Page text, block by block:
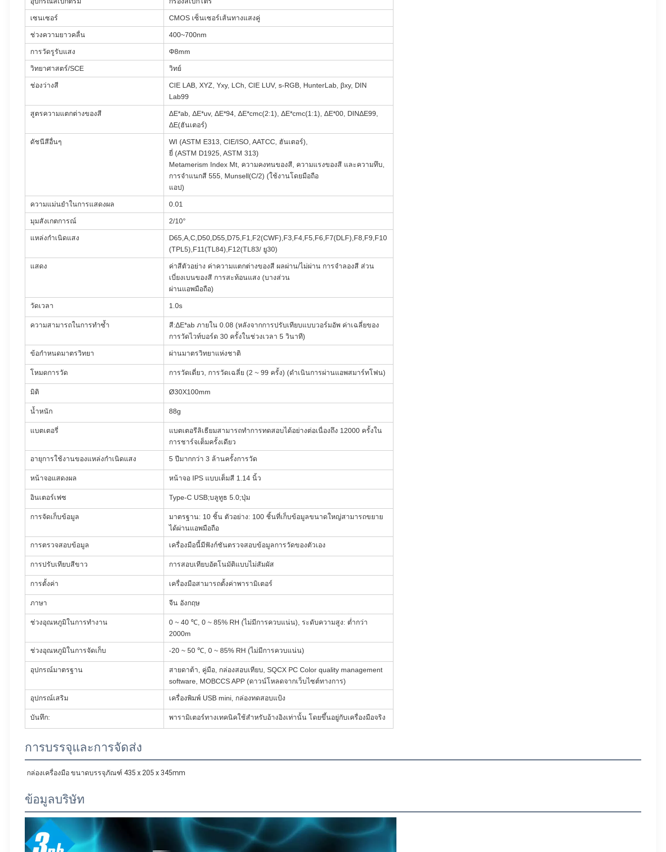
เซนเซอร์ CMOS เซ็นเซอร์เส้นทางแสงคู่
ช่วงความยาวคลื่น 400~700nm
การวัดรูรับแสง Φ8mm
วิทยาศาสตร์/SCE วิทย์
ช่องว่างสี
CIE LAB, XYZ, Yxy, LCh, CIE LUV, s-RGB, HunterLab, βxy, DIN
Lab99
สูตรความแตกต่างของสี
ΔE*ab, ΔE*uv, ΔE*94, ΔE*cmc(2:1), ΔE*cmc(1:1), ΔE*00, DINΔE99,
ΔE(ฮันเตอร์)
ดัชนีสีอื่นๆ
WI (ASTM E313, CIE/ISO, AATCC, ฮันเตอร์),
ยี่ (ASTM D1925, ASTM 313)
Metamerism Index Mt, ความคงทนของสี, ความแรงของสี และความทึบ,
การจำแนกสี 555, Munsell(C/2) (ใช้งานโดยมือถือ
แอป)
ความแม่นยำในการแสดงผล 0.01
มุมสังเกตการณ์ 2/10°
แหล่งกำเนิดแสง
D65,A,C,D50,D55,D75,F1,F2(CWF),F3,F4,F5,F6,F7(DLF),F8,F9,F10
(TPL5),F11(TL84),F12(TL83/ ยู30)
แสดง
ค่าสีตัวอย่าง ค่าความแตกต่างของสี ผลผ่าน/ไม่ผ่าน การจำลองสี ส่วน
เบี่ยงเบนของสี การสะท้อนแสง (บางส่วน
ผ่านแอพมือถือ)
วัดเวลา 1.0s
ความสามารถในการทำซ้ำ
สี:ΔE*ab ภายใน 0.08 (หลังจากการปรับเทียบแบบวอร์มอัพ ค่าเฉลี่ยของ
การวัดไวท์บอร์ด 30 ครั้งในช่วงเวลา 5 วินาที)
ข้อกำหนดมาตรวิทยา ผ่านมาตรวิทยาแห่งชาติ
โหมดการวัด การวัดเดี่ยว, การวัดเฉลี่ย (2 ~ 99 ครั้ง) (ดำเนินการผ่านแอพสมาร์ทโฟน)
มิติ Ø30X100mm
น้ำหนัก 88g
แบตเตอรี่
แบตเตอรีลิเธียมสามารถทำการทดสอบได้อย่างต่อเนื่องถึง 12000 ครั้งใน
การชาร์จเต็มครั้งเดียว
อายุการใช้งานของแหล่งกำเนิดแสง 5 ปีมากกว่า 3 ล้านครั้งการวัด
หน้าจอแสดงผล หน้าจอ IPS แบบเต็มสี 1.14 นิ้ว
อินเตอร์เฟซ Type-C USB;บลูทูธ 5.0;ปุ่ม
การจัดเก็บข้อมูล
มาตรฐาน: 10 ชิ้น ตัวอย่าง: 100 ชิ้นที่เก็บข้อมูลขนาดใหญ่สามารถขยาย
ได้ผ่านแอพมือถือ
การตรวจสอบข้อมูล เครื่องมือนี้มีฟังก์ชันตรวจสอบข้อมูลการวัดของตัวเอง
การปรับเทียบสีขาว การสอบเทียบอัตโนมัติแบบไม่สัมผัส
การตั้งค่า เครื่องมือสามารถตั้งค่าพารามิเตอร์
ภาษา จีน อังกฤษ
ช่วงอุณหภูมิในการทำงาน
0 ~ 40 ℃, 0 ~ 85% RH (ไม่มีการควบแน่น), ระดับความสูง: ต่ำกว่า
2000m
ช่วงอุณหภูมิในการจัดเก็บ -20 ~ 50 ℃, 0 ~ 85% RH (ไม่มีการควบแน่น)
อุปกรณ์มาตรฐาน
สายดาต้า, คู่มือ, กล่องสอบเทียบ, SQCX PC Color quality management
software, MOBCCS APP (ดาวน์โหลดจากเว็บไซต์ทางการ)
อุปกรณ์เสริม เครื่องพิมพ์ USB mini, กล่องทดสอบแป้ง
บันทึก: พารามิเตอร์ทางเทคนิคใช้สำหรับอ้างอิงเท่านั้น โดยขึ้นอยู่กับเครื่องมือจริง
การบรรจุและการจัดส่ง
กล่องเครื่องมือ ขนาดบรรจุภัณฑ์ 435 x 205 x 345mm
ข้อมูลบริษัท